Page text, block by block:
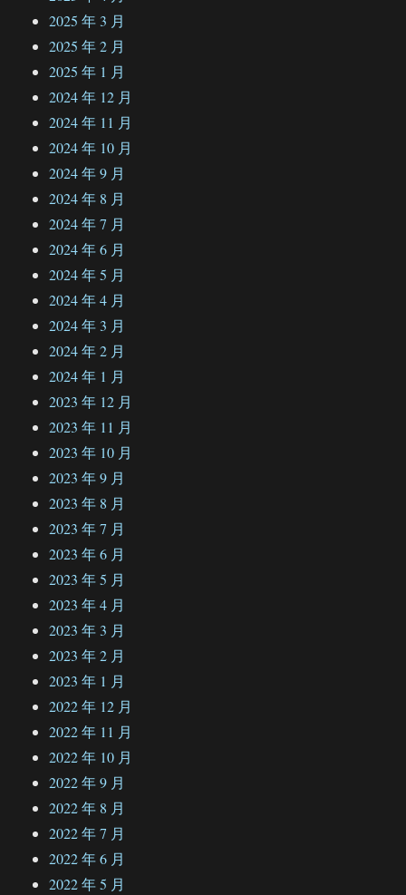
2025 年 3 月
2025 年 2 月
2025 年 1 月
2024 年 12 月
2024 年 11 月
2024 年 10 月
2024 年 9 月
2024 年 8 月
2024 年 7 月
2024 年 6 月
2024 年 5 月
2024 年 4 月
2024 年 3 月
2024 年 2 月
2024 年 1 月
2023 年 12 月
2023 年 11 月
2023 年 10 月
2023 年 9 月
2023 年 8 月
2023 年 7 月
2023 年 6 月
2023 年 5 月
2023 年 4 月
2023 年 3 月
2023 年 2 月
2023 年 1 月
2022 年 12 月
2022 年 11 月
2022 年 10 月
2022 年 9 月
2022 年 8 月
2022 年 7 月
2022 年 6 月
2022 年 5 月